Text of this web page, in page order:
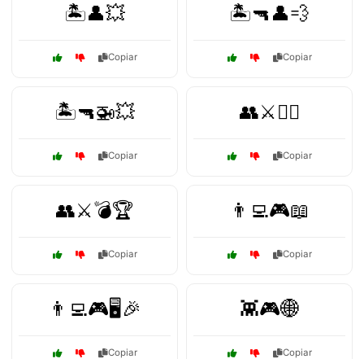
🏝️👤💥
Copiar
🏝️🔫👤💨
Copiar
🏝️🔫🚁💥
Copiar
👥⚔️🏃‍♂️
Copiar
👥⚔️💣🏆
Copiar
👨‍💻🎮📖
Copiar
👨‍💻🎮🖥️🎉
Copiar
👾🎮🌐
Copiar